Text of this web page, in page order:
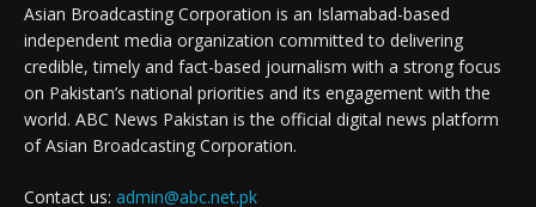
Asian Broadcasting Corporation is an Islamabad-based
independent media organization committed to delivering
credible, timely and fact-based journalism with a strong focus
on Pakistan’s national priorities and its engagement with the
world. ABC News Pakistan is the official digital news platform
of Asian Broadcasting Corporation.
Contact us: admin@abc.net.pk